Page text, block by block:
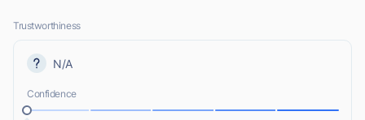
Trustworthiness
N/A
Confidence